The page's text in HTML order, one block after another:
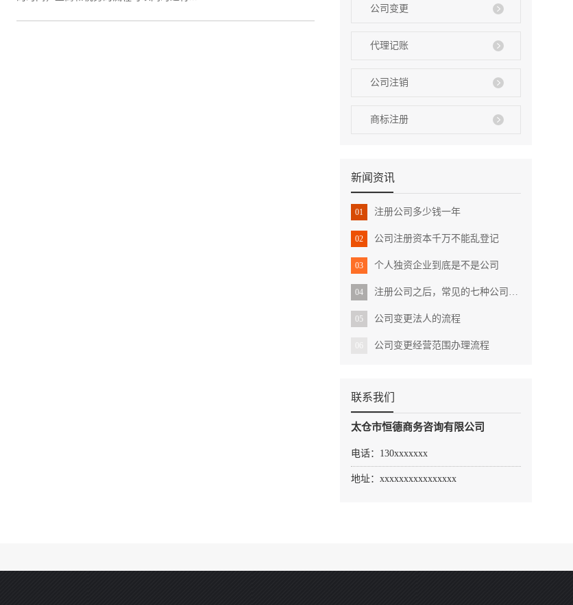
公司变更
代理记账
公司注销
商标注册
新闻资讯
01 注册公司多少钱一年
02 公司注册资本千万不能乱登记
03 个人独资企业到底是不是公司
04 注册公司之后，常见的七种公司变更
05 公司变更法人的流程
公司变更经营范围办理流程
联系我们
太仓市恒德商务咨询有限公司
电话：130xxxxxxx
地址：xxxxxxxxxxxxxxxx